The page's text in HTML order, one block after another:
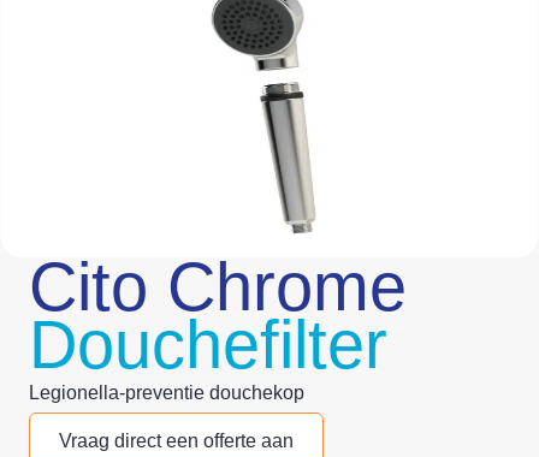
Cito Chrome
Douchefilter
Legionella-preventie douchekop
Vraag direct een offerte aan